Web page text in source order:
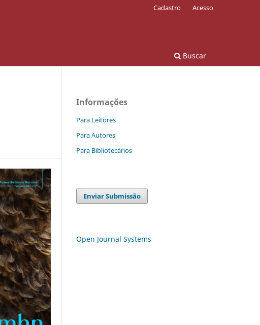
Buscar
Cadastro Acesso
Informações
Para Leitores
Para Autores
Para Bibliotecários
Enviar Submissão
Open Journal Systems